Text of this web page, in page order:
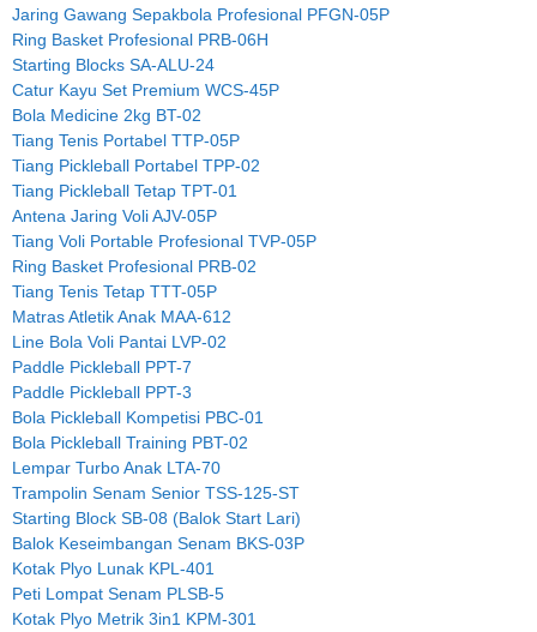
Jaring Gawang Sepakbola Profesional PFGN-05P
Ring Basket Profesional PRB-06H
Starting Blocks SA-ALU-24
Catur Kayu Set Premium WCS-45P
Bola Medicine 2kg BT-02
Tiang Tenis Portabel TTP-05P
Tiang Pickleball Portabel TPP-02
Tiang Pickleball Tetap TPT-01
Antena Jaring Voli AJV-05P
Tiang Voli Portable Profesional TVP-05P
Ring Basket Profesional PRB-02
Tiang Tenis Tetap TTT-05P
Matras Atletik Anak MAA-612
Line Bola Voli Pantai LVP-02
Paddle Pickleball PPT-7
Paddle Pickleball PPT-3
Bola Pickleball Kompetisi PBC-01
Bola Pickleball Training PBT-02
Lempar Turbo Anak LTA-70
Trampolin Senam Senior TSS-125-ST
Starting Block SB-08 (Balok Start Lari)
Balok Keseimbangan Senam BKS-03P
Kotak Plyo Lunak KPL-401
Peti Lompat Senam PLSB-5
Kotak Plyo Metrik 3in1 KPM-301